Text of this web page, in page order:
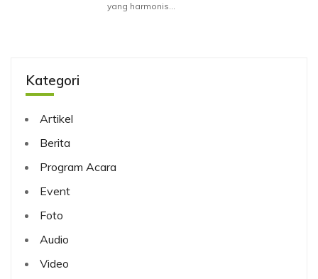
yang harmonis...
Kategori
Artikel
Berita
Program Acara
Event
Foto
Audio
Video